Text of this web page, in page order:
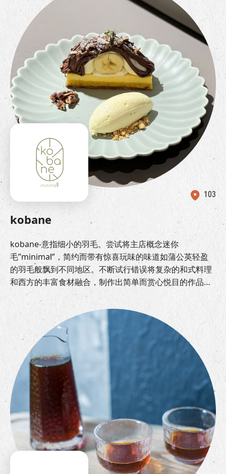
103
kobane
kobane-意指细小的羽毛。尝试将主店概念迷你
毛”minimal”，简约而带有惊喜玩味的味道如蒲公英轻盈
的羽毛般飘到不同地区。不断试行错误将复杂的和式料理
和西方的丰富食材融合，制作出简单而赏心悦目的作品呈
现给每位顾客。